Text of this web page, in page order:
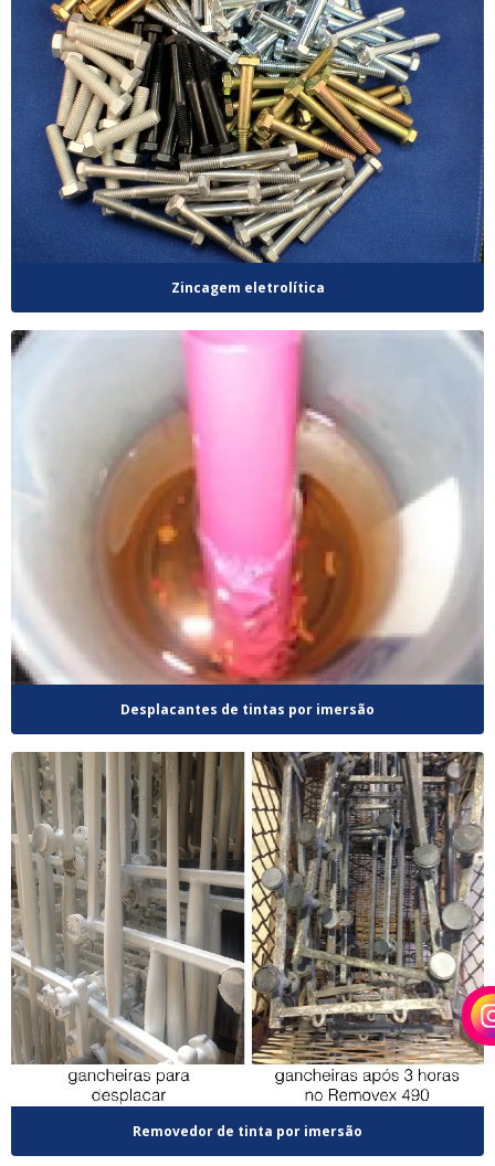
Zincagem eletrolítica
Desplacantes de tintas por imersão
Removedor de tinta por imersão